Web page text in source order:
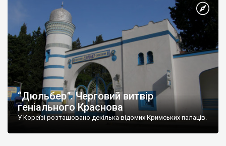
“Дюльбер”. Черговий витвір
геніального Краснова
У Кореїзі розташовано декілька відомих Кримських палаців.